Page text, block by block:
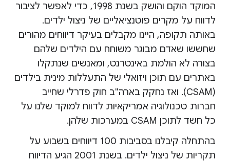
המוקד הוקם והושק בשנת 1998, כדי לאפשר לציבור
לדווח על מקרים פוטנציאליים של ניצול ילדים.
באותה תקופה, היינו מקבלים בעיקר דיווחים מהורים
שחששו שאדם מבוגר משוחח עם הילדים שלהם
בצורה לא הולמת באינטרנט, ומאנשים שנתקלו
באתרים עם תוכן ויזואלי של התעללות מינית בילדים
(CSAM). ואז נחקק בארה"ב חוק פדרלי שחייב
חברות טכנולוגיה אמריקאיות לדווח למוקד שלנו על
כל חשד לתוכן CSAM במערכות שלהן.
בהתחלה קיבלנו בסביבות 100 דיווחים בשבוע על
תקריות של ניצול ילדים. בשנת 2001 הגיע הדיווח